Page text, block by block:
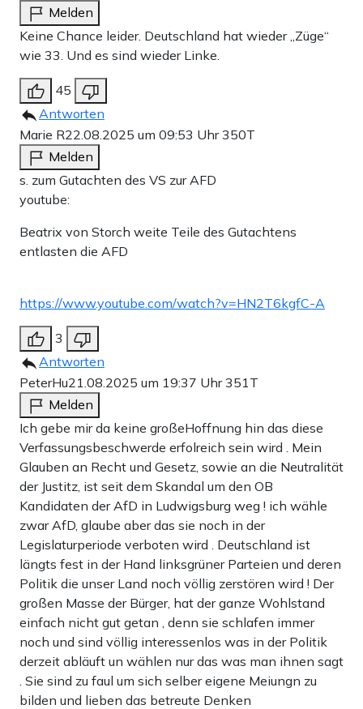
Melden
Keine Chance leider. Deutschland hat wieder „Züge“
wie 33. Und es sind wieder Linke.
45
Antworten
Marie R22.08.2025 um 09:53 Uhr350T
Melden
s. zum Gutachten des VS zur AFD
youtube:
Beatrix von Storch weite Teile des Gutachtens
entlasten die AFD
https://www.youtube.com/watch?v=HN2T6kgfC-A
3
Antworten
PeterHu21.08.2025 um 19:37 Uhr351T
Melden
Ich gebe mir da keine großeHoffnung hin das diese
Verfassungsbeschwerde erfolreich sein wird . Mein
Glauben an Recht und Gesetz, sowie an die Neutralität
der Justitz, ist seit dem Skandal um den OB
Kandidaten der AfD in Ludwigsburg weg ! ich wähle
zwar AfD, glaube aber das sie noch in der
Legislaturperiode verboten wird . Deutschland ist
längts fest in der Hand linksgrüner Parteien und deren
Politik die unser Land noch völlig zerstören wird ! Der
großen Masse der Bürger, hat der ganze Wohlstand
einfach nicht gut getan , denn sie schlafen immer
noch und sind völlig interessenlos was in der Politik
derzeit abläuft un wählen nur das was man ihnen sagt
. Sie sind zu faul um sich selber eigene Meiungn zu
bilden und lieben das betreute Denken